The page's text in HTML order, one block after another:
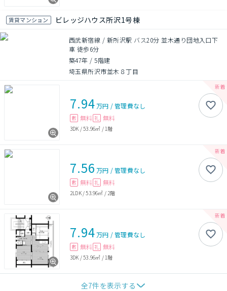
賃貸マンション ビレッジハウス所沢1号棟
西武新宿線 / 新所沢駅 バス20分 並木通り団地入口下
車 徒歩6分
築47年 /5階建
埼玉県所沢市並木８丁目
7.94万円 /管理費なし
敷 無料 礼 無料
3DK /53.96㎡ / 1階
7.56 万円 /管理費なし
敷 無料 礼 無料
2LDK/53.96㎡ / 2階
7.94万円 /管理費なし
敷 無料 礼 無料
3DK /53.96㎡ / 1階
全7件を表示する